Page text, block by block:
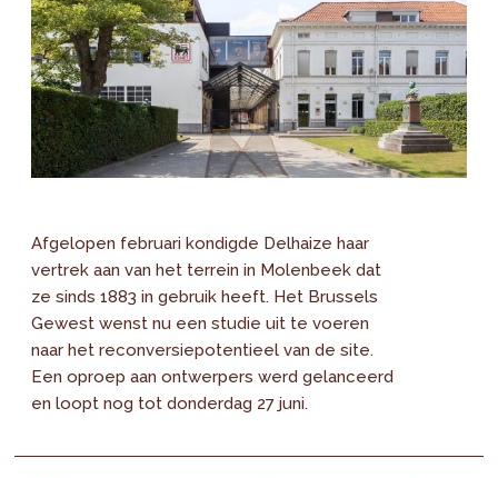
Afgelopen februari kondigde Delhaize haar
vertrek aan van het terrein in Molenbeek dat
ze sinds 1883 in gebruik heeft. Het Brussels
Gewest wenst nu een studie uit te voeren
naar het reconversiepotentieel van de site.
Een oproep aan ontwerpers werd gelanceerd
en loopt nog tot donderdag 27 juni.